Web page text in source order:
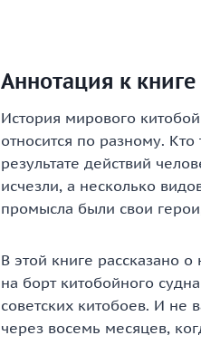
Аннотация к
История мирового
относится по разному.
результате действий
исчезли, а несколько
промысла были свои
В этой книге рассказано
на борт китобойного
советских китобоев. И не
через восемь месяцев,